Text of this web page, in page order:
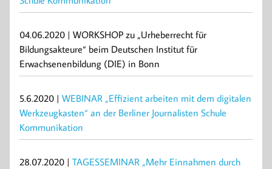
04.06.2020 | WORKSHOP zu „Urheberrecht für
Bildungsakteure“ beim Deutschen Institut für
Erwachsenenbildung (DIE) in Bonn
5.6.2020 | WEBINAR „Effizient arbeiten mit dem digitalen
Werkzeugkasten“ an der Berliner Journalisten Schule
Kommunikation
28.07.2020 | TAGESSEMINAR „Mehr Einnahmen durch